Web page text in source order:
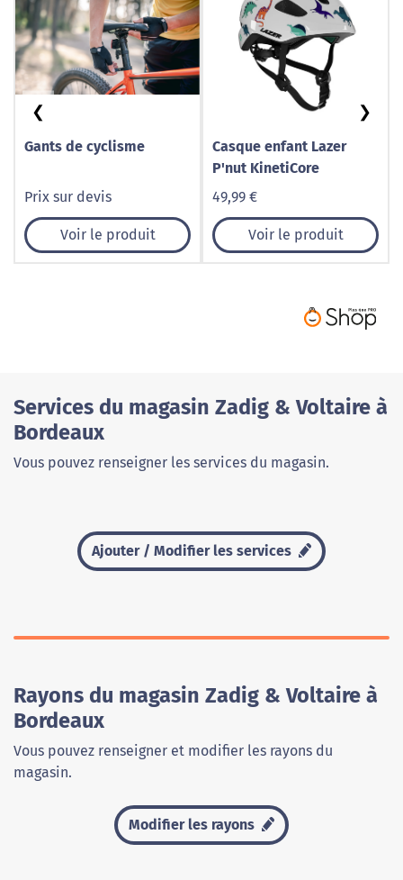
Gants de cyclisme
Prix sur devis
Voir le produit
Casque enfant Lazer
P'nut KinetiCore
49,99 €
Voir le produit
❮ ❯
Services du magasin Zadig & Voltaire à
Bordeaux
Vous pouvez renseigner les services du magasin.
Ajouter / Modifier les services
Rayons du magasin Zadig & Voltaire à
Bordeaux
Vous pouvez renseigner et modifier les rayons du
magasin.
Modifier les rayons